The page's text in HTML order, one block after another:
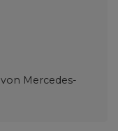
Mercedes-